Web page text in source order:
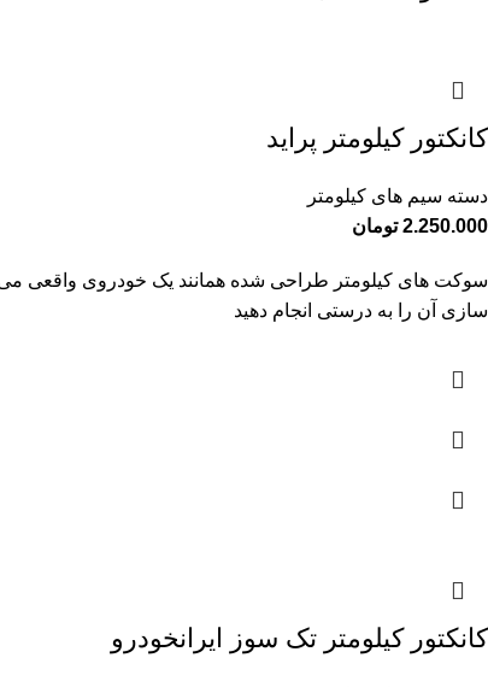
کانکتور کیلومتر پراید
دسته سیم های کیلومتر
2.250.000 تومان
سوکت های کیلومتر طراحی شده همانند یک خودروی واقعی می
سازی آن را به درستی انجام دهید
کانکتور کیلومتر تک سوز ایرانخودرو